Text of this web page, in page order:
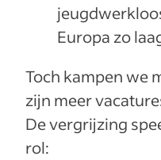
Europa zo
Toch kampen we
zijn meer
De vergrijzing
rol: